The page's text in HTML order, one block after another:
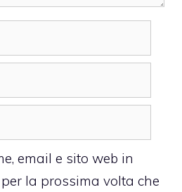
email e sito web in
la prossima volta che